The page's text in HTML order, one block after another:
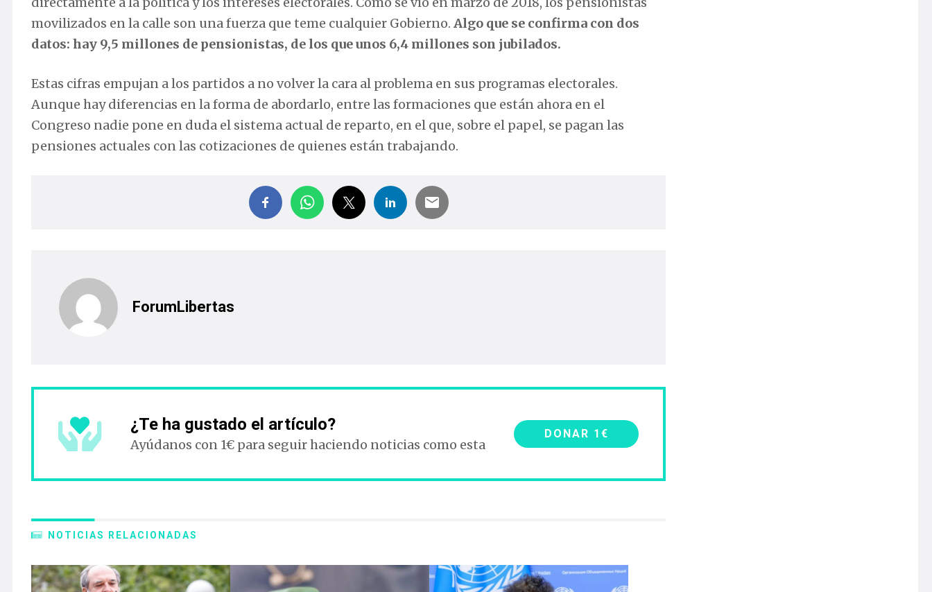
movilizados en la calle son una fuerza que teme cualquier Gobierno. Algo que se confirma con dos
datos: hay 9,5 millones de pensionistas, de los que unos 6,4 millones son jubilados.
Estas cifras empujan a los partidos a no volver la cara al problema en sus programas electorales.
Aunque hay diferencias en la forma de abordarlo, entre las formaciones que están ahora en el
Congreso nadie pone en duda el sistema actual de reparto, en el que, sobre el papel, se pagan las
pensiones actuales con las cotizaciones de quienes están trabajando.
ForumLibertas
¿Te ha gustado el artículo?
Ayúdanos con 1€ para seguir haciendo noticias como esta
DONAR 1€
NOTICIAS RELACIONADAS